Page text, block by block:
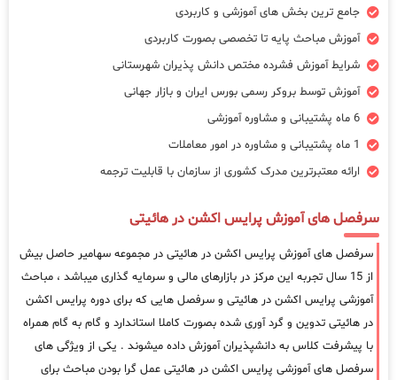
جامع ترین بخش های آموزشی و کاربردی
آموزش مباحث پایه تا تخصصی بصورت کاربردی
شرایط آموزش فشرده مختص دانش پذیران شهرستانی
آموزش توسط بروکر رسمی بورس ایران و بازار جهانی
6 ماه پشتیبانی و مشاوره آموزشی
1 ماه پشتیبانی و مشاوره در امور معاملات
ارائه معتبرترین مدرک کشوری از سازمان با قابلیت ترجمه
سرفصل های آموزش پرایس اکشن در هائیتی
سرفصل های آموزش پرایس اکشن در هائیتی در مجموعه سهامیر حاصل بیش
از 15 سال تجربه این مرکز در بازارهای مالی و سرمایه گذاری میباشد ، مباحث
آموزشی پرایس اکشن در هائیتی و سرفصل هایی که برای دوره پرایس اکشن
در هائیتی تدوین و گرد آوری شده بصورت کاملا استاندارد و گام به گام همراه
با پیشرفت کلاس به دانشپذیران آموزش داده میشوند . یکی از ویژگی های
سرفصل های آموزشی پرایس اکشن در هائیتی عمل گرا بودن مباحث برای